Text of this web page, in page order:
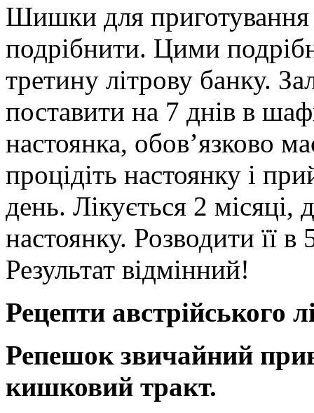
Шишки для приготування
подрібнити. Цими
третину літрову банку.
поставити на 7 днів в
настоянка, обов’язково
процідіть настоянку і
день. Лікується 2
настоянку. Розводити її
Результат відмінний!
Рецепти австрійського
Репешок звичайний
кишковий тракт.